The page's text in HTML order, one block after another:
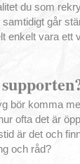
du som
går
enkelt vara ett
bör komma
ofta det är
är det och
och råd?